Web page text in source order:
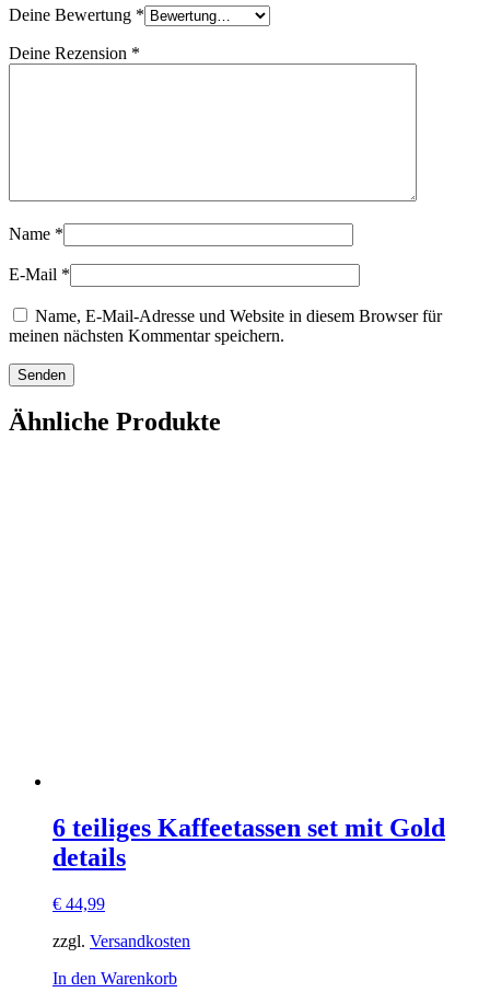
Deine Bewertung *
Deine Rezension *
Name *
E-Mail *
Name, E-Mail-Adresse und Website in diesem Browser für
meinen nächsten Kommentar speichern.
Ähnliche Produkte
6 teiliges Kaffeetassen set mit Gold
details
€ 44,99
zzgl. Versandkosten
In den Warenkorb